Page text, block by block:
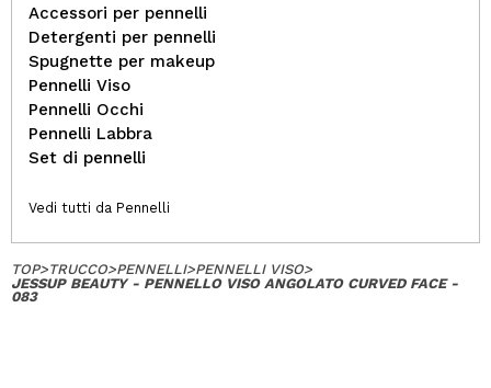
Accessori per pennelli
Detergenti per pennelli
Spugnette per makeup
Pennelli Viso
Pennelli Occhi
Pennelli Labbra
Set di pennelli
Vedi tutti da Pennelli
TOP>TRUCCO>PENNELLI>PENNELLI VISO>
JESSUP BEAUTY - PENNELLO VISO ANGOLATO CURVED FACE -
083